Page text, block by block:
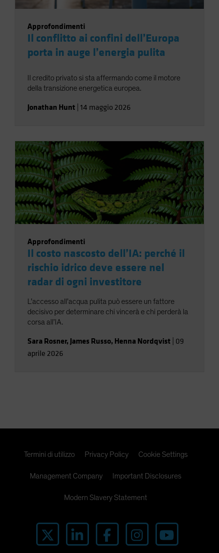
Approfondimenti
Il conflitto ai confini dell’Europa
porta in auge l’energia pulita
Il credito privato si sta affermando come il motore
della transizione energetica europea.
Jonathan Hunt 14 maggio 2026
Approfondimenti
Il costo nascosto dell’IA: perché il
rischio idrico deve essere nel
radar di ogni investitore
L’accesso all’acqua pulita può essere un fattore
decisivo per determinare chi vincerà e chi perderà la
corsa all’IA.
Sara Rosner, James Russo, Henna Nordqvist 09
aprile 2026
Termini di utilizzo Privacy Policy Cookie Settings
Management Company Important Disclosures
Modern Slavery Statement